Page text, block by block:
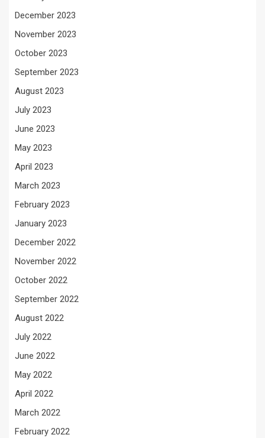
December 2023
November 2023
October 2023
September 2023
August 2023
July 2023
June 2023
May 2023
April 2023
March 2023
February 2023
January 2023
December 2022
November 2022
October 2022
September 2022
August 2022
July 2022
June 2022
May 2022
April 2022
March 2022
February 2022